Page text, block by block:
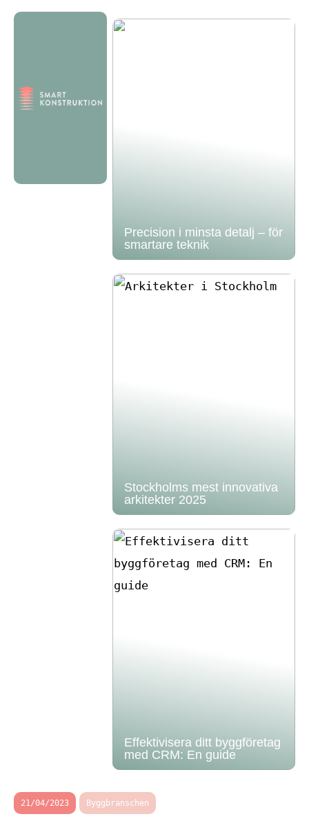
Precision i minsta detalj – för
smartare teknik
Stockholms mest innovativa
arkitekter 2025
Effektivisera ditt byggföretag
med CRM: En guide
21/04/2023 Byggbranschen